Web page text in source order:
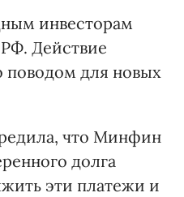
инвесторам
Действие
поводом для новых
что Минфин
долга
эти платежи и